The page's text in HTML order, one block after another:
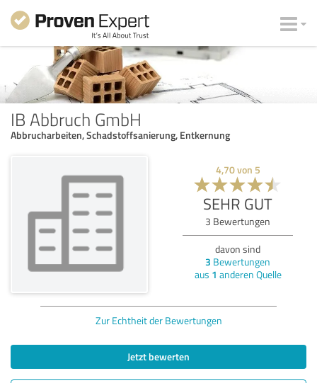
IB Abbruch GmbH
Abbrucharbeiten, Schadstoffsanierung, Entkernung
4,70von 5
SEHR GUT
3 Bewertungen
davon sind
3 Bewertungen
aus 1 anderen Quelle
Zur Echtheit der Bewertungen
Jetzt bewerten